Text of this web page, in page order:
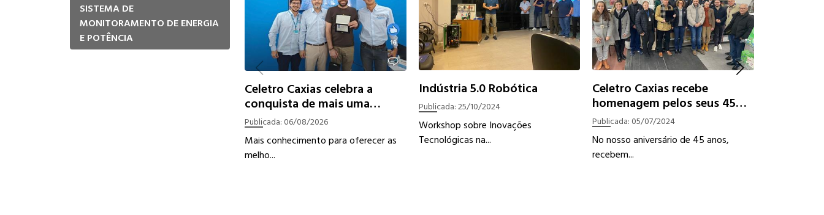
SISTEMA DE
MONITORAMENTO DE ENERGIA
E POTÊNCIA
Celetro Caxias celebra a
conquista de mais uma
certificação técnica da
equipe
Publicada: 06/08/2026
Mais conhecimento para oferecer as
melho...
Indústria 5.0 Robótica
Publicada:25/10/2024
Workshop sobre Inovações
Tecnológicas na...
Celetro Caxias recebe
homenagem pelos seus 45
anos
Publicada: 05/07/2024
No nosso aniversário de 45 anos,
recebem...